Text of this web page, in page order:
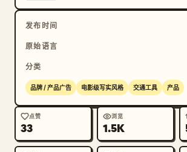
的氛围转变为强劲、电影级的质感。
{ "time": "0.0s - 2.0s", "sound": "
擦的柔和真实声，以及橡皮擦轻轻擦拭
扫过车身，一种低沉、神奇的嗡嗡声和闪烁
景叠加了宏大、澎湃的管弦乐配乐。"
发布时间
原始语言
分类
品牌 / 产品广告 电影级写实风格 交通工具 产品
点赞
33
浏览
1.5K